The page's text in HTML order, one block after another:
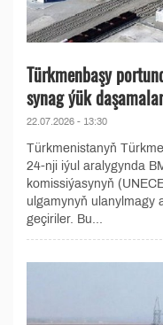
Türkmenbaşy
synag ýük
22.07.2026 - 13:30
Türkmenistanyň
24-nji iýul aralygynda
komissiýasynyň
ulgamynyň ulanylmagy
geçiriler. Bu...